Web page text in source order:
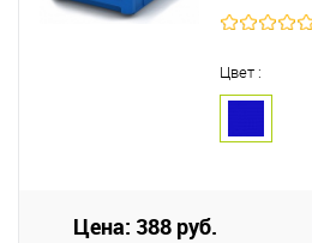
Цвет :
Цена: 388 руб.